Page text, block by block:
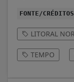
FONTE/
LITORAL
TEMPO